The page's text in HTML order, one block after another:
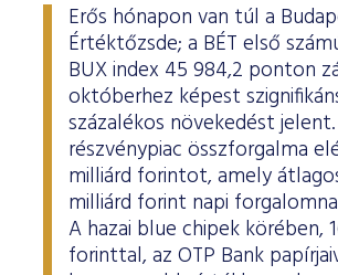
Erős hónapon van túl a
Értéktőzsde; a BÉT első
BUX index 45 984,2 ponton
októberhez képest
százalékos növekedést
részvénypiac összforgalma
milliárd forintot, amely
milliárd forint napi
A hazai blue chipek körében,
forinttal, az OTP Bank